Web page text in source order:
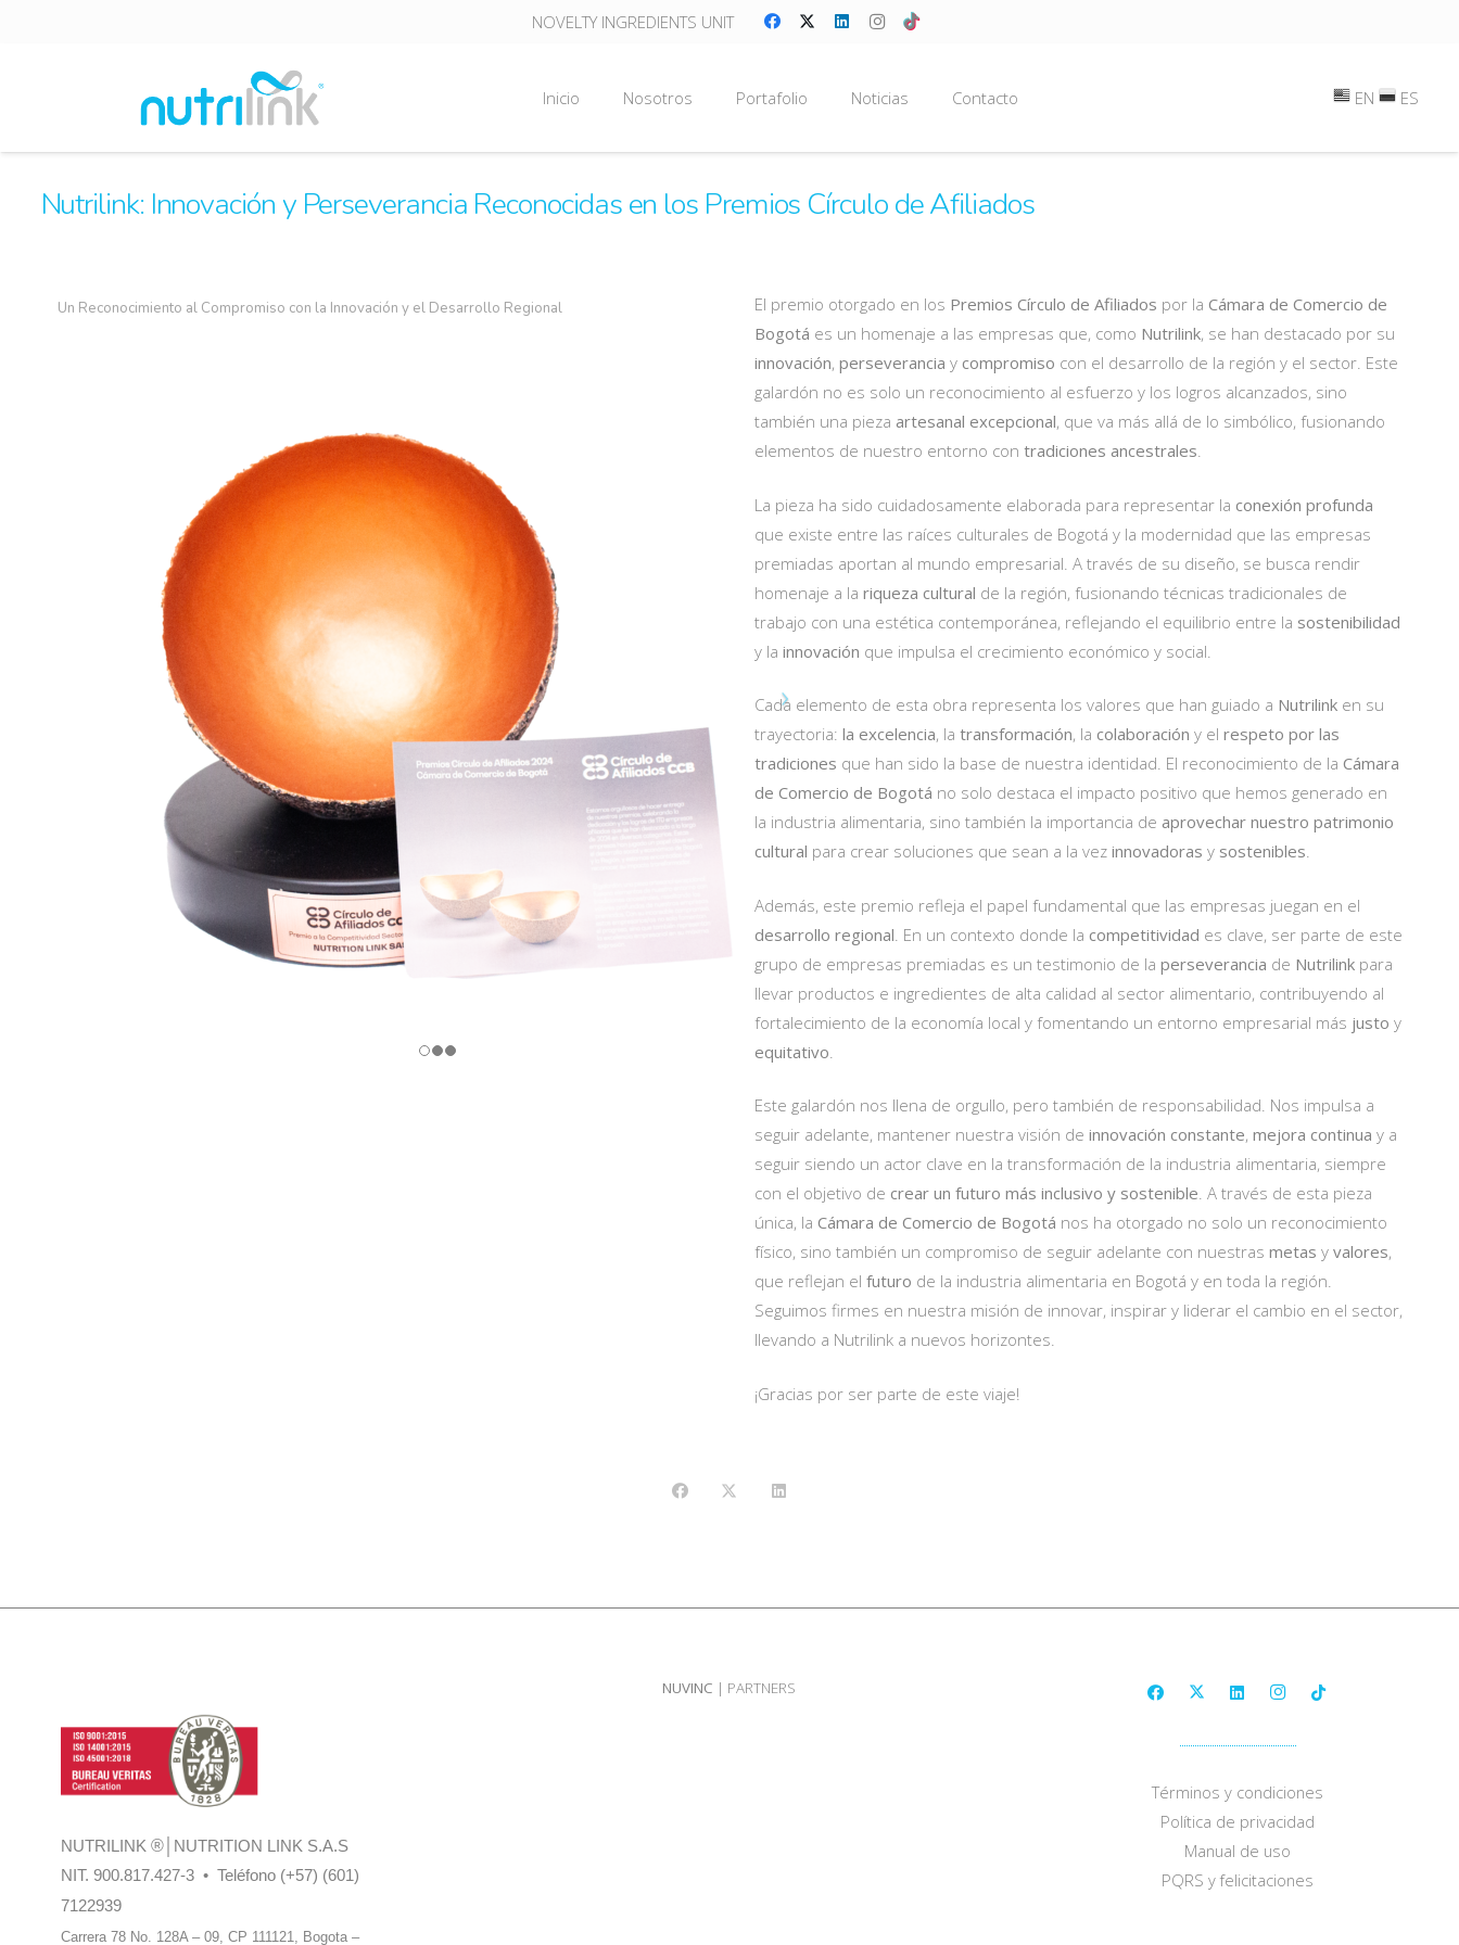
NOVELTY INGREDIENTS UNIT
Inicio Nosotros Portafolio Noticias Contacto EN ES
Nutrilink: Innovación y Perseverancia Reconocidas en los Premios Círculo de Afiliados
Un Reconocimiento al Compromiso con la Innovación y el Desarrollo Regional El premio otorgado en los Premios Círculo de Afiliados por la Cámara de Comercio de
Bogotá es un homenaje a las empresas que, como Nutrilink, se han destacado por su
innovación, perseverancia y compromiso con el desarrollo de la región y el sector. Este
galardón no es solo un reconocimiento al esfuerzo y los logros alcanzados, sino
también una pieza artesanal excepcional, que va más allá de lo simbólico, fusionando
elementos de nuestro entorno con tradiciones ancestrales.
La pieza ha sido cuidadosamente elaborada para representar la conexión profunda
que existe entre las raíces culturales de Bogotá y la modernidad que las empresas
premiadas aportan al mundo empresarial. A través de su diseño, se busca rendir
homenaje a la riqueza cultural de la región, fusionando técnicas tradicionales de
trabajo con una estética contemporánea, reflejando el equilibrio entre la sostenibilidad
y la innovación que impulsa el crecimiento económico y social.
Cada elemento de esta obra representa los valores que han guiado a Nutrilinken su
trayectoria: la excelencia, la transformación, la colaboración y el respeto por las
tradiciones que han sido la base de nuestra identidad. El reconocimiento de la Cámara
de Comercio de Bogotá no solo destaca el impacto positivo que hemos generado en
la industria alimentaria, sino también la importancia de aprovechar nuestro patrimonio
cultural para crear soluciones que sean a la vez innovadoras y sostenibles.
Además, este premio refleja el papel fundamental que las empresas juegan en el
desarrollo regional . En un contexto donde la competitividad es clave, ser parte de este
grupo de empresas premiadas es un testimonio de la perseverancia de Nutrilinkpara
llevar productos e ingredientes de alta calidad al sector alimentario, contribuyendo al
fortalecimiento de la economía local y fomentando un entorno empresarial más justo y
equitativo
Este galardón nos llena de orgullo, pero también de responsabilidad. Nos impulsa a
seguir adelante, mantener nuestra visión de innovación constante, mejora continua y a
seguir siendo un actor clave en la transformación de la industria alimentaria, siempre
con el objetivo de crear un futuro más inclusivo y sostenible. A través de esta pieza
única, la Cámara de Comercio de Bogotá nos ha otorgado no solo un reconocimiento
físico, sino también un compromiso de seguir adelante con nuestras metas y valores,
que reflejan el futuro de la industria alimentaria en Bogotá y en toda la región.
Seguimos firmes en nuestra misión de innovar, inspirar y liderar el cambio en el sector,
llevando a Nutrilink a nuevos horizontes.
¡Gracias por ser parte de este viaje!
NUTRILINK® │NUTRITION LINK S.A.S
NIT. 900.817.427-3 • Teléfono (+57) (601)
7122939
Carrera 78 No. 128A – 09, CP 111121, Bogota –
NUVINC | PARTNERS
Términos y condiciones
Política de privacidad
Manual de uso
PQRS y felicitaciones